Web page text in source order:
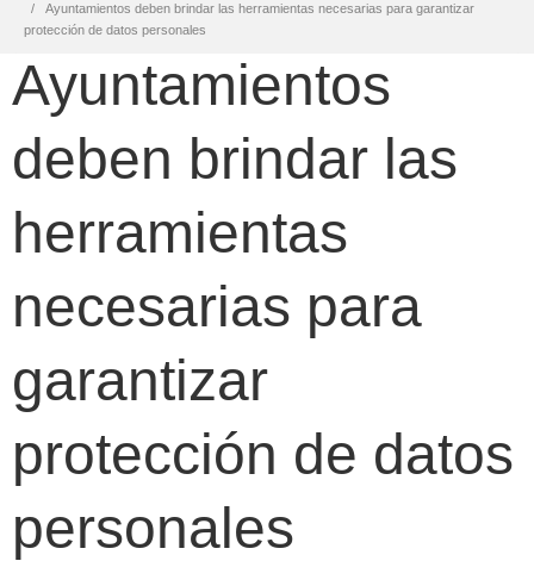
Ayuntamientos deben brindar las herramientas necesarias para garantizar
protección de datos personales
Ayuntamientos
deben brindar las
herramientas
necesarias para
garantizar
protección de datos
personales